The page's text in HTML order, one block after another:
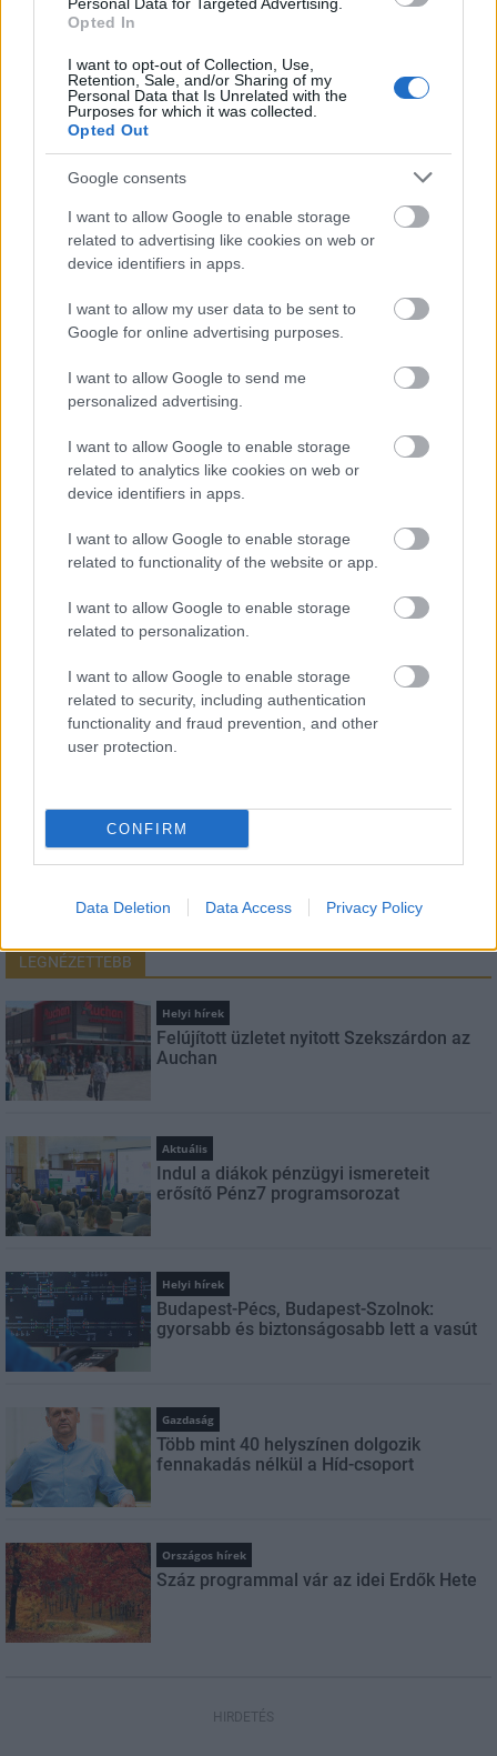
Opted In
I want to opt-out of Collection, Use,
Retention, Sale, and/or Sharing of my
Personal Data that Is Unrelated with the
Purposes for which it was collected.
Opted Out
Google consents
I want to allow Google to enable storage
related to advertising like cookies on web or
device identifiers in apps.
I want to allow my user data to be sent to
Google for online advertising purposes.
I want to allow Google to send me
personalized advertising.
I want to allow Google to enable storage
related to analytics like cookies on web or
device identifiers in apps.
I want to allow Google to enable storage
related to functionality of the website or app.
I want to allow Google to enable storage
related to personalization.
I want to allow Google to enable storage
related to security, including authentication
functionality and fraud prevention, and other
user protection.
CONFIRM
Data Deletion Data Access Privacy Policy
csomópont épül Angyalföldön
Másfélszeresére bővítik
Hódmezővásárhely jó hírű református
iskoláját
Flórián téri felüljárón
Paks II.: Mit jelent az 5. blokk új
árnyékában?
E-mail cím
szabályzatot!
FELIRATKOZÁS
LEGNÉZETTEBB
Helyi hírek
Felújított üzletet nyitott Szekszárdon az
Auchan
Aktuális
Indul a diákok pénzügyi ismereteit
erősítő Pénz7 programsorozat
Helyi hírek
Budapest-Pécs, Budapest-Szolnok:
gyorsabb és biztonságosabb lett a vasút
Gazdaság
Több mint 40 helyszínen dolgozik
fennakadás nélkül a Híd-csoport
Országos hírek
Száz programmal vár az idei Erdők Hete
HIRDETÉS